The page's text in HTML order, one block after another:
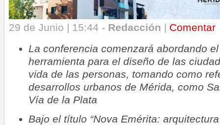
29 de Junio | 15:44 - Redacción | Comentar
La conferencia comenzará abordando
herramienta para el diseño de las
vida de las personas, tomando como
desarrollos urbanos de Mérida, como
Vía de la Plata
Bajo el título “Nova Emérita: